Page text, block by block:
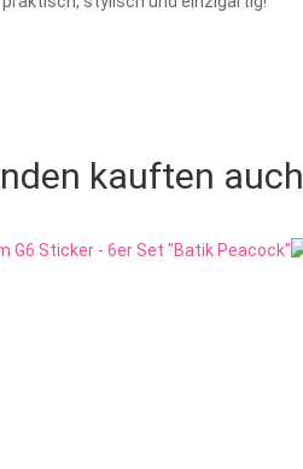
kauften auch